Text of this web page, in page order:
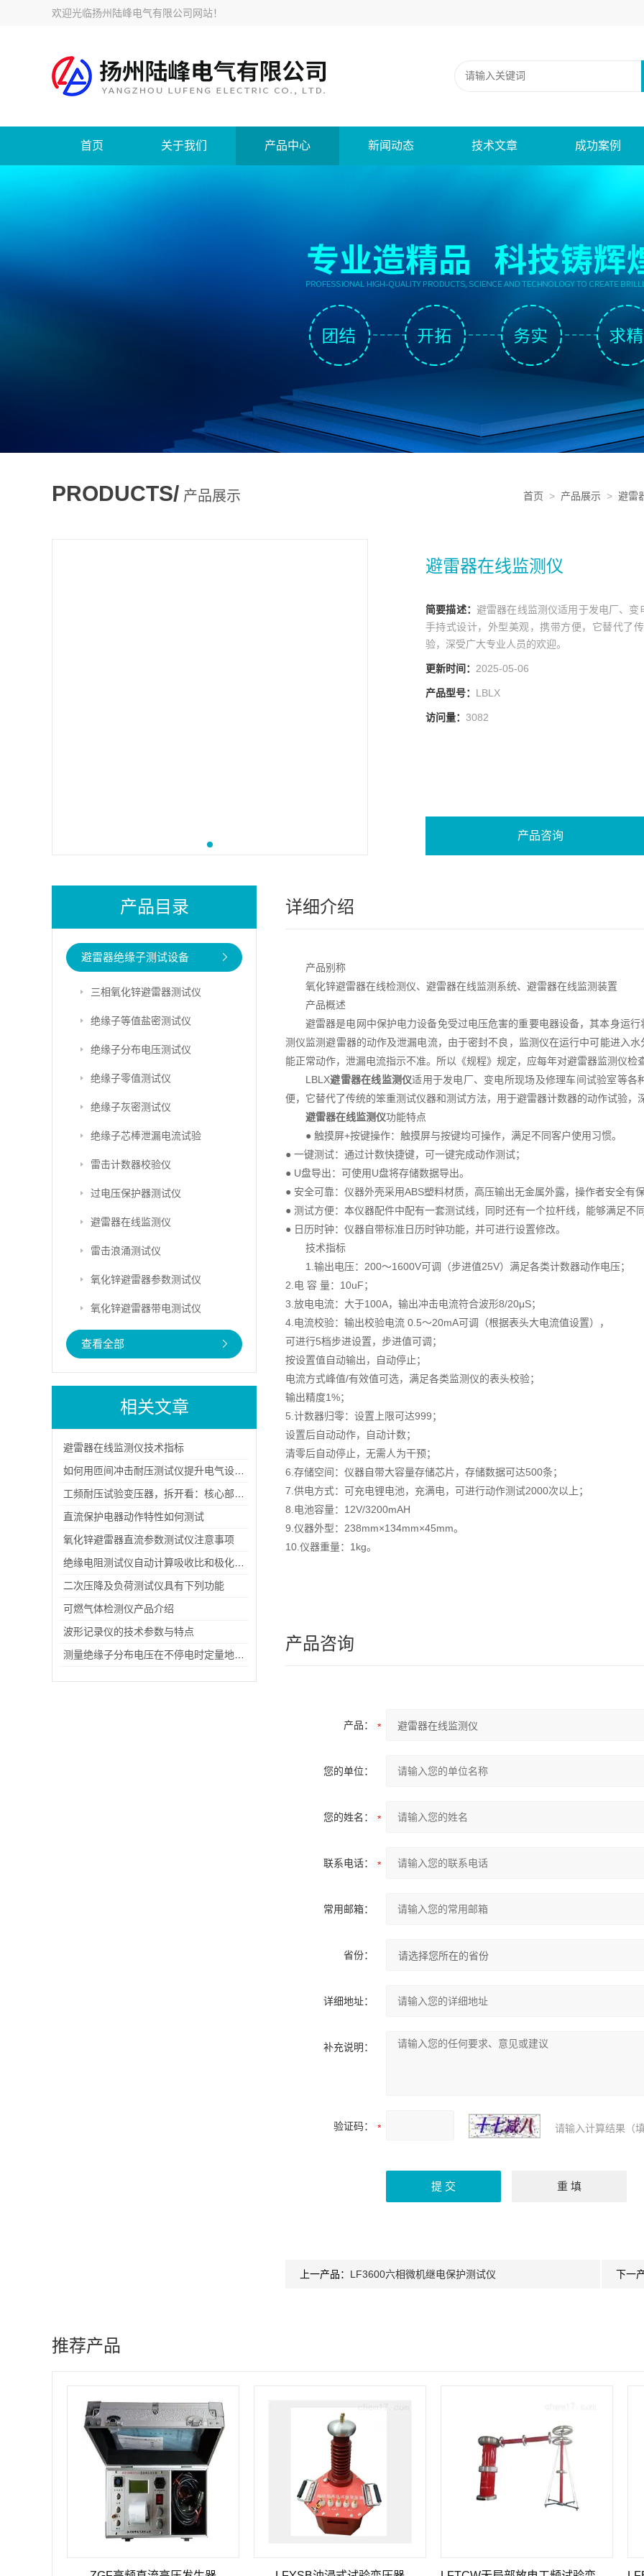
欢迎光临扬州陆峰电气有限公司网站！
首页 关于我们 产品中心 新闻动态 技术文章 成功案例
PRODUCTS/ 产品展示 首页 > 产品展示 > 避雷
避雷器在线监测仪
简要描述： 避雷器在线监测仪适用于发电厂、
手持式设计，外型美观，携带方便，它替代了
验，深受广大专业人员的欢迎。
更新时间： 2025-05-06
产品型号： LBLX
访问量： 3082
产品咨询
产品目录
避雷器绝缘子测试设备
三相氧化锌避雷器测试仪
绝缘子等值盐密测试仪
绝缘子分布电压测试仪
绝缘子零值测试仪
绝缘子灰密测试仪
绝缘子芯棒泄漏电流试验
雷击计数器校验仪
过电压保护器测试仪
避雷器在线监测仪
雷击浪涌测试仪
氧化锌避雷器参数测试仪
氧化锌避雷器带电测试仪
查看全部
相关文章
避雷器在线监测仪技术指标
直流保护电器动作特性如何测试
氧化锌避雷器直流参数测试仪注意事项
二次压降及负荷测试仪具有下列功能
可燃气体检测仪产品介绍
波形记录仪的技术参数与特点
详细介绍
产品别称
氧化锌避雷器在线检测仪、避雷器在线监测系统、避雷器在线监测装置
产品概述
避雷器是电网中保护电力设备免受过电压危害的重要电器设备，其本身运
测仪监测避雷器的动作及泄漏电流，由于密封不良，监测仪在运行中可能进入
能正常动作，泄漏电流指示不准。所以《规程》规定，应每年对避雷器监测仪检
LBLX避雷器在线监测仪适用于发电厂、变电所现场及修理车间试验室等
便，它替代了传统的笨重测试仪器和测试方法，用于避雷器计数器的动作试验，
避雷器在线监测仪功能特点
● 触摸屏+按键操作：触摸屏与按键均可操作，满足不同客户使用习惯。
● 一键测试：通过计数快捷键，可一键完成动作测试；
● U盘导出：可使用U盘将存储数据导出。
● 安全可靠：仪器外壳采用ABS塑料材质，高压输出无金属外露，操作者安全有
● 测试方便：本仪器配件中配有一套测试线，同时还有一个拉杆线，能够满足不
● 日历时钟：仪器自带标准日历时钟功能，并可进行设置修改。
技术指标
1.输出电压：200～1600V可调（步进值25V）满足各类计数器动作电压；
2.电 容 量：10uF；
3.放电电流：大于100A，输出冲击电流符合波形8/20μS；
4.电流校验：输出校验电流 0.5～20mA可调（根据表头大电流值设置），
可进行5档步进设置，步进值可调；
按设置值自动输出，自动停止；
电流方式峰值/有效值可选，满足各类监测仪的表头校验；
输出精度1%；
5.计数器归零：设置上限可达999；
设置后自动动作，自动计数；
清零后自动停止，无需人为干预；
6.存储空间：仪器自带大容量存储芯片，存储数据可达500条；
7.供电方式：可充电锂电池，充满电，可进行动作测试2000次以上；
8.电池容量：12V/3200mAH
9.仪器外型：238mm×134mm×45mm。
10.仪器重量：1kg。
产品咨询
产品：
您的单位：
您的姓名：
联系电话：
常用邮箱：
省份：
详细地址：
补充说明：
验证码： 请输入计算结果（
上一产品： LF3600六相微机继电保护测试仪 下一
推荐产品